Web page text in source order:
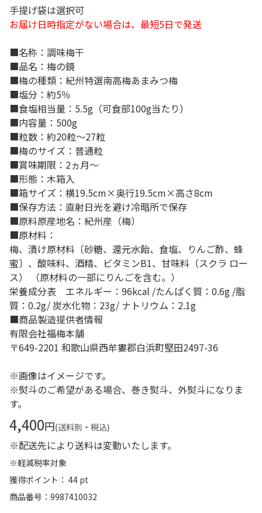
手提げ袋は選択可
お届け日時指定がない場合は、最短5日で発送
■名称：調味梅干
■品名：梅の鏡
■梅の種類：紀州特選南高梅あまみつ梅
■塩分：約5％
■食塩相当量：5.5g（可食部100g当たり）
■内容量：500g
■粒数：約20粒～27粒
■梅のサイズ：普通粒
■賞味期限：2ヵ月～
■形態：木箱入
■箱サイズ：横19.5cm×奥行19.5cm×高さ8cm
■保存方法：直射日光を避け冷暗所で保存
■原料原産地名：紀州産（梅）
■原材料：
梅、漬け原材料〔砂糖、還元水飴、食塩、りんご酢、蜂
蜜〕、酸味料、酒精、ビタミンB1、甘味料（スクラ ロー
ス） （原材料の一部にりんごを含む。）
栄養成分表 エネルギー：96kcal /たんぱく質：0.6g /脂
質：0.2g/ 炭水化物：23g/ ナトリウム：2.1g
■商品製造提供者情報
有限会社福梅本舗
〒649-2201 和歌山県西牟婁郡白浜町堅田2497-36
※画像はイメージです。
※熨斗のご希望がある場合、巻き熨斗、外熨斗になりま
す。
4,400円(送料別・税込)
※配送先により送料は変動いたします。
※軽減税率対象
獲得ポイント： 44 pt
商品番号
9987410032